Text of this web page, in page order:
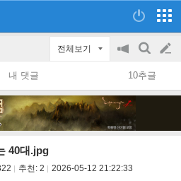
전체보기
공
지
on/off
검
색
글
쓰
내 댓글 10추글
40대.jpg
추천: 2 2026-05-12 21:22:33